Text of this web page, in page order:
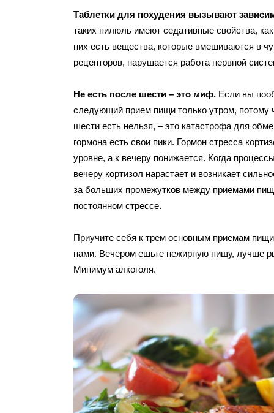
Таблетки для похудения вызывают
таких пилюль имеют седативные свойства,
них есть вещества, которые вмешиваются в
рецепторов, нарушается работа нервной
Не есть после шести – это миф. Если вы
следующий прием пищи только утром, потому
шести есть нельзя, – это катастрофа для
гормона есть свои пики. Гормон стресса
уровне, а к вечеру понижается. Когда
вечеру кортизол нарастает и возникает
за больших промежутков между приемами
постоянном стрессе.
Приучите себя к трем основным приемам
нами. Вечером ешьте нежирную пищу, лучше
Минимум алкоголя.